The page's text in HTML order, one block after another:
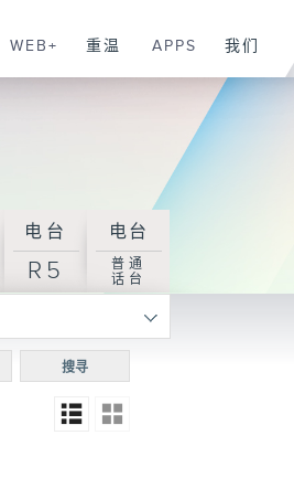
WEB+ 重温 APPS 我们
电台
R5
电台
普通
话台
搜寻